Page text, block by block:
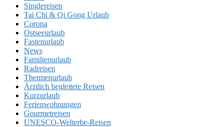
Singlereisen
Tai Chi & Qi Gong Urlaub
Corona
Ostseeurlaub
Fastenurlaub
News
Familienurlaub
Radreisen
Thermenurlaub
Ärztlich begleitete Reisen
Kurzurlaub
Ferienwohnungen
Gourmetreisen
UNESCO-Welterbe-Reisen